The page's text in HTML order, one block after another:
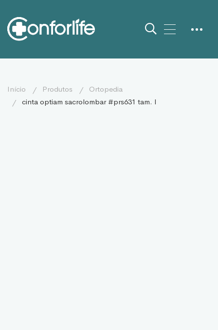
início produtos
ortopedia
cinta optiam sacrolombar #prs631 tam. l